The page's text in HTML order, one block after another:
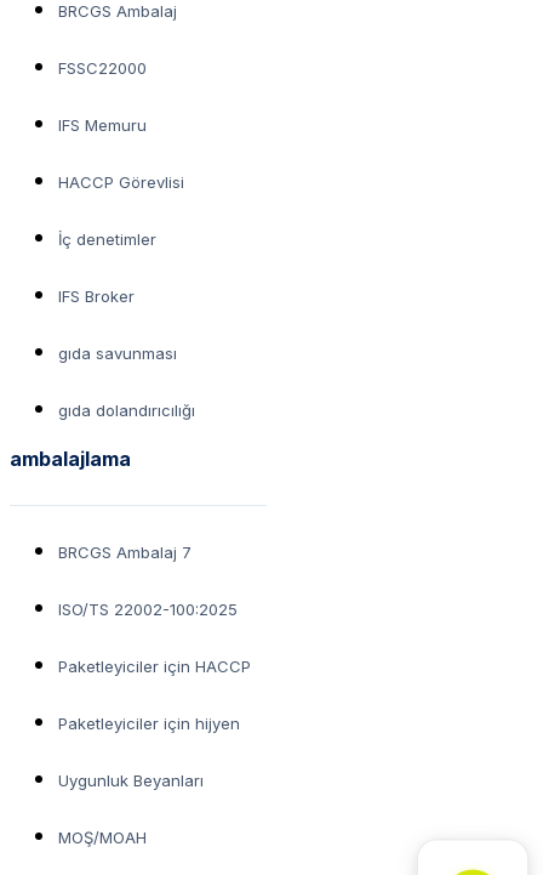
BRCGS Ambalaj
FSSC22000
IFS Memuru
HACCP Görevlisi
İç denetimler
IFS Broker
gıda savunması
gıda dolandırıcılığı
ambalajlama
BRCGS Ambalaj 7
ISO/TS 22002-100:2025
Paketleyiciler için HACCP
Paketleyiciler için hijyen
Uygunluk Beyanları
MOŞ/MOAH